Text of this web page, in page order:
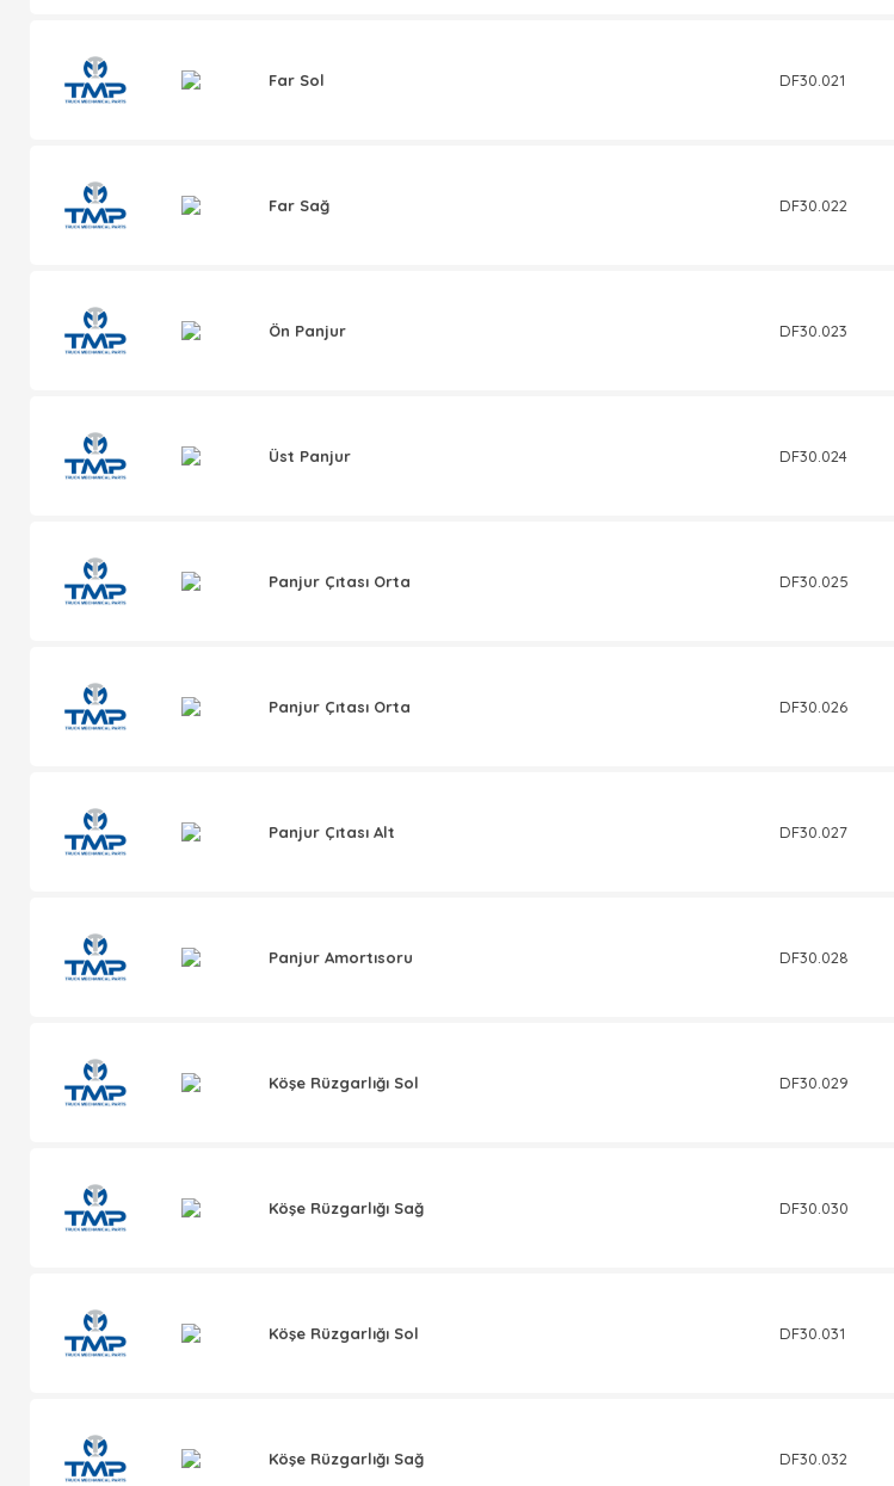
Far Sol DF30.021
Far Sağ DF30.022
Ön Panjur DF30.023
Üst Panjur DF30.024
Panjur Çıtası Orta DF30.025
Panjur Çıtası Orta DF30.026
Panjur Çıtası Alt DF30.027
Panjur Amortısoru DF30.028
Köşe Rüzgarlığı Sol DF30.029
Köşe Rüzgarlığı Sağ DF30.030
Köşe Rüzgarlığı Sol DF30.031
Köşe Rüzgarlığı Sağ DF30.032